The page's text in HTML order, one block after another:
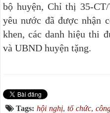
bộ huyện, Chỉ thị 35-
yêu nước đã được nhận
khen, các danh hiệu thi
và UBND huyện tặng.
Tags: hội nghị, tổ chức,